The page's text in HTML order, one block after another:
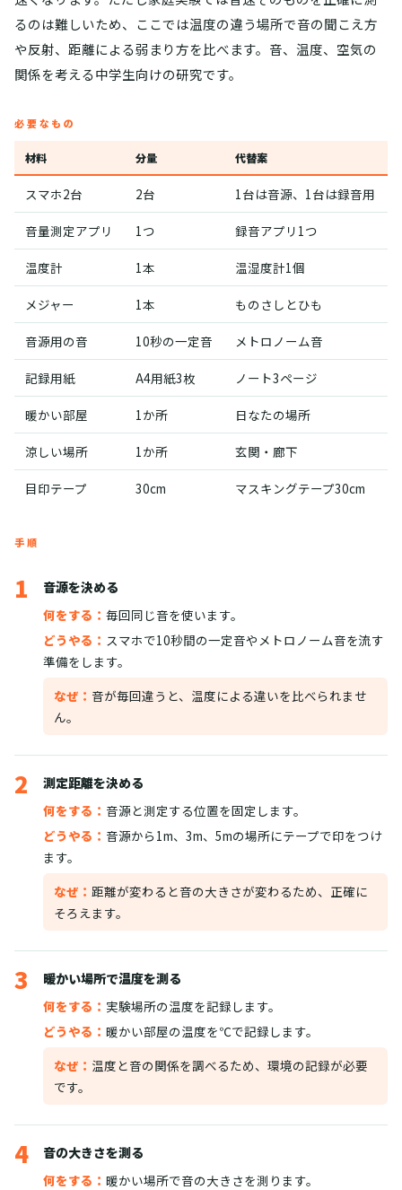
るのは難しいため、ここでは温度の違う場所で音の聞こえ方
や反射、距離による弱まり方を比べます。音、温度、空気の
関係を考える中学生向けの研究です。
必要なもの
材料 分量 代替案
スマホ2台 2台 1台は音源、1台は録音用
音量測定アプリ 1つ 録音アプリ1つ
温度計 1本 温湿度計1個
メジャー 1本 ものさしとひも
音源用の音 10秒の一定音 メトロノーム音
記録用紙 A4用紙3枚 ノート3ページ
暖かい部屋 1か所 日なたの場所
涼しい場所 1か所 玄関・廊下
目印テープ 30cm マスキングテープ30cm
手順
1
音源を決める
何をする： 毎回同じ音を使います。
どうやる： スマホで10秒間の一定音やメトロノーム音を流す
準備をします。
なぜ： 音が毎回違うと、温度による違いを比べられませ
ん。
2
測定距離を決める
何をする： 音源と測定する位置を固定します。
どうやる： 音源から1m、3m、5mの場所にテープで印をつけ
ます。
なぜ： 距離が変わると音の大きさが変わるため、正確に
そろえます。
3
暖かい場所で温度を測る
何をする： 実験場所の温度を記録します。
どうやる： 暖かい部屋の温度を℃で記録します。
なぜ： 温度と音の関係を調べるため、環境の記録が必要
です。
4
音の大きさを測る
何をする： 暖かい場所で音の大きさを測ります。